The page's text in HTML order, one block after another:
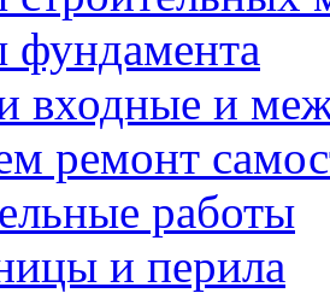
входные и
ремонт
работы
и перила